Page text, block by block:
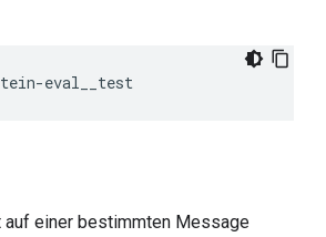
auf einer bestimmten Message